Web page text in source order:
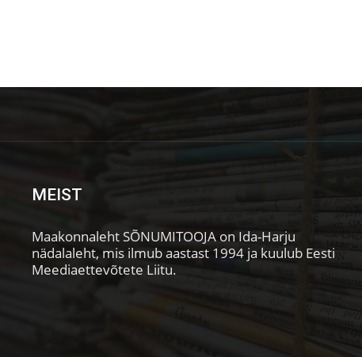
MEIST
Maakonnaleht SÕNUMITOOJA on Ida-Harju
nädalaleht, mis ilmub aastast 1994 ja kuulub Eesti
Meediaettevõtete Liitu.